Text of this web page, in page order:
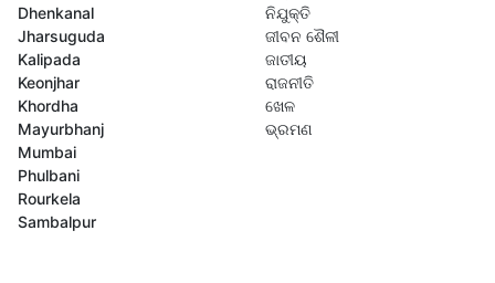
Dhenkanal
Jharsuguda
Kalipada
Keonjhar
Khordha
Mayurbhanj
Mumbai
Phulbani
Rourkela
Sambalpur
ନିଯୁକ୍ତି
ଜୀବନ ଶୈଳୀ
ଜାତୀୟ
ରାଜନୀତି
ଖେଳ
ଭ୍ରମଣ